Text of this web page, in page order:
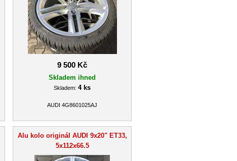
9 500 Kč
Skladem ihned
Skladem: 4 ks
AUDI 4G8601025AJ
Alu kolo originál AUDI 9x20" ET33,
5x112x66.5